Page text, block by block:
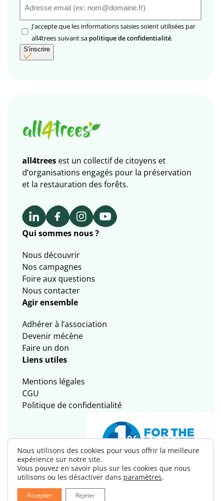
mail(Nécessaire)
RGPD(Nécessaire)
J'accepte que les informations saisies soient utilisées par
all4trees suivant sa politique de confidentialité.
S'inscrire
all4trees est un collectif de citoyens et
d’organisations engagés pour la préservation
et la restauration des forêts.
Qui sommes nous ?
Nous découvrir
Nos campagnes
Foire aux questions
Nous contacter
Agir ensemble
Adhérer à l’association
Devenir mécène
Faire un don
Liens utiles
Mentions légales
CGU
Politique de confidentialité
© 2025 / 2026 — all4trees — Tous
Nous utilisons des cookies pour vous offrir la meilleure
expérience sur notre site.
Vous pouvez en savoir plus sur les cookies que nous
utilisons ou les désactiver dans paramètres.
Accepter Rejeter